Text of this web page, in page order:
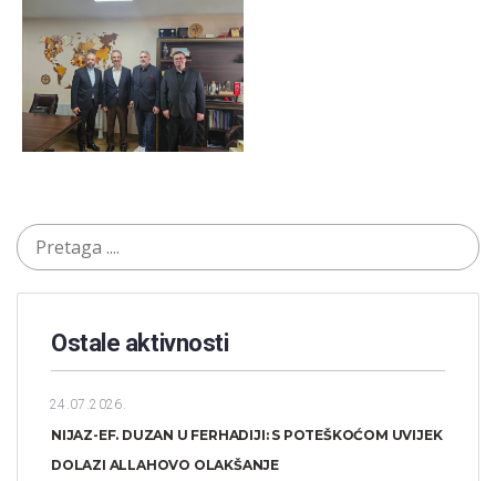
Ostale aktivnosti
24.07.2026.
NIJAZ-EF. DUZAN U FERHADIJI: S POTEŠKOĆOM UVIJEK
DOLAZI ALLAHOVO OLAKŠANJE